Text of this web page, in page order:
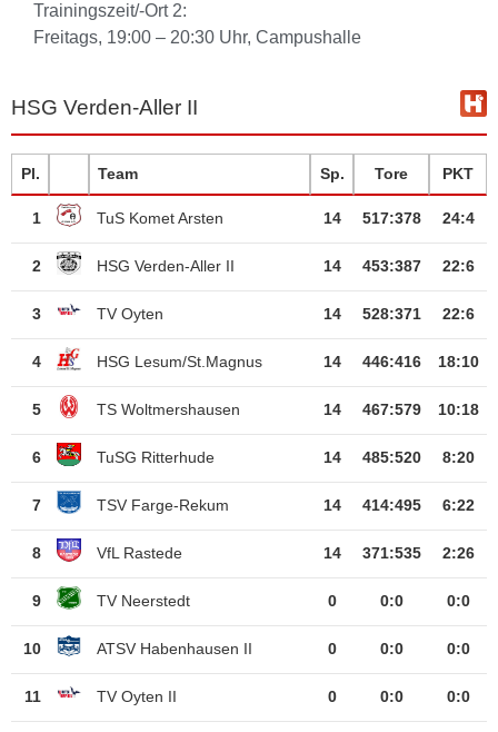
Trainingszeit/-Ort 2:
Freitags, 19:00 – 20:30 Uhr, Campushalle
HSG Verden-Aller II
Pl. Team Sp. Tore PKT
1 TuS Komet Arsten 14 517:378 24:4
2 HSG Verden-Aller II 14 453:387 22:6
3 TV Oyten 14 528:371 22:6
4 HSG Lesum/St.Magnus 14 446:416 18:10
5 TS Woltmershausen 14 467:579 10:18
6 TuSG Ritterhude 14 485:520 8:20
7 TSV Farge-Rekum 14 414:495 6:22
8 VfL Rastede 14 371:535 2:26
9 TV Neerstedt 0 0:0 0:0
10 ATSV Habenhausen II 0 0:0 0:0
11 TV Oyten II 0 0:0 0:0